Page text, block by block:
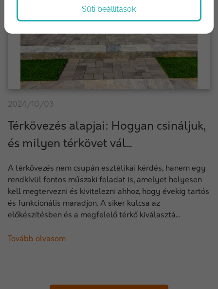
2024/10/03
Térkövezés alapjai: Hogyan csináljuk,
és milyen térkövet vál...
A térkövezés nem csupán esztétikai kérdés, hanem egy
rendkívül fontos műszaki feladat is, amelyet helyesen
kell megtervezni és kivitelezni ahhoz, hogy évekig tartós
és funkcionális maradjon. A siker kulcsa az
előkészítésben és a megfelelő térkő kiválasztá...
Tovább olvasom
Süti beállítások